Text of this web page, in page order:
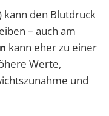
kann den Blutdruck
– auch am
kann eher zu einer
Werte,
und